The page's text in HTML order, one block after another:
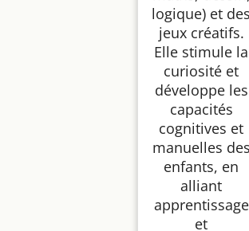
logique) et des
jeux créatifs.
Elle stimule la
curiosité et
développe les
capacités
cognitives et
manuelles des
enfants, en
alliant
apprentissage
et